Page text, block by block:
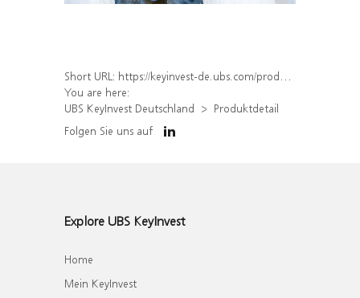
Short URL: https://keyinvest-de.ubs.com/produkt/detail/index/isin/DE000WA35FE6
You are here:
UBS KeyInvest Deutschland
Produktdetail
Folgen Sie uns auf
Explore UBS KeyInvest
Home
Mein KeyInvest